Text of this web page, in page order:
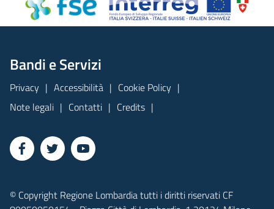
Bandi e Servizi
Privacy Accessibilità
Cookie Policy
Note legali
Contatti Credits
© Copyright Regione Lombardia tutti i diritti riservati CF